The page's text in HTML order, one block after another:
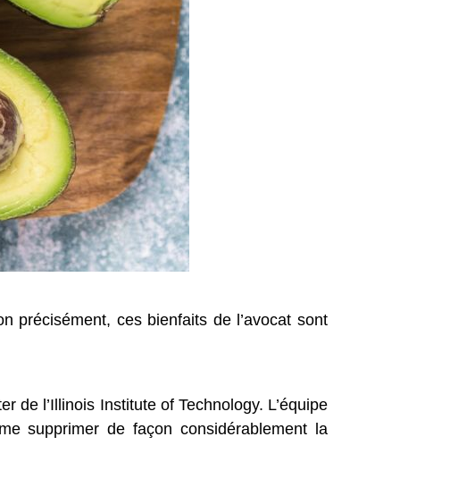
précisément, ces bienfaits de l’avocat sont
de l’Illinois Institute of Technology. L’équipe
supprimer de façon considérablement la